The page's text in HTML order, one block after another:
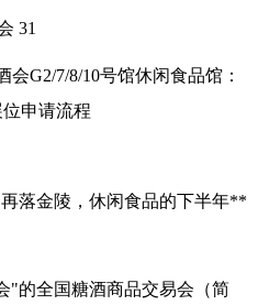
31
会G2/7/8/10号馆休闲食品馆：
申请流程
落金陵，休闲食品的下半年**
"的全国糖酒商品交易会 （简